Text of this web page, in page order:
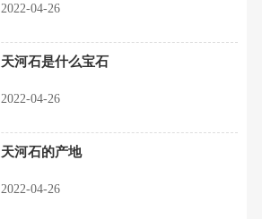
2022-04-26
天河石是什么宝石
2022-04-26
天河石的产地
2022-04-26